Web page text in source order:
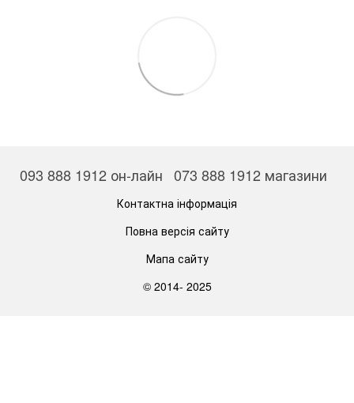
093 888 1912 он-лайн 073 888 1912 магазини
Контактна інформація
Повна версія сайту
Мапа сайту
© 2014- 2025